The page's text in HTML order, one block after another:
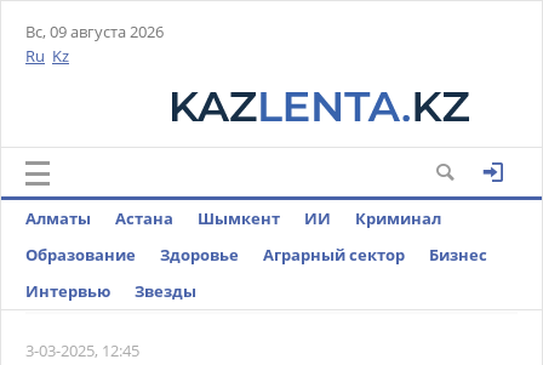
Вс, 09 августа 2026
Ru Kz
Алматы Астана Шымкент ИИ
Криминал
Образование
Здоровье Аграрный сектор
Бизнес
Интервью
Звезды
3-03-2025, 12:45